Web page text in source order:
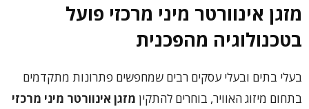
מזגן אינוורטר מיני מרכזי פועל
בטכנולוגיה מהפכנית
בעלי בתים ובעלי עסקים רבים שמחפשים פתרונות מתקדמים
בתחום מיזוג האוויר, בוחרים להתקין מזגן אינוורטר מיני מרכזי